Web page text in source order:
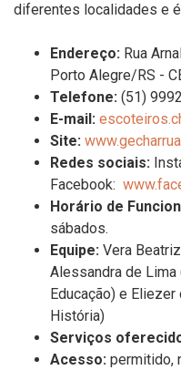
diferentes localidades e
Endereço: Rua
Porto Alegre/RS -
Telefone: (51)
E-mail:
Site:
Redes sociais:
Facebook:
Horário de
sábados.
Equipe: Vera
Alessandra de Lima
Educação) e
História)
Serviços
Acesso: permitido,